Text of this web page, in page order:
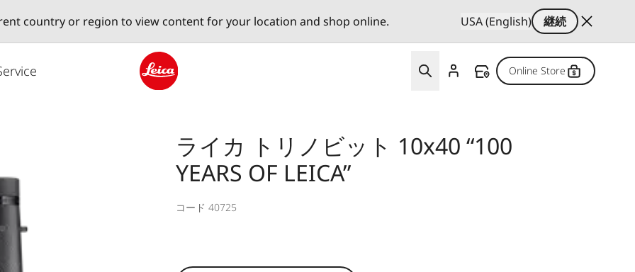
country or region to view content for your location and shop online. USA (English) 継続
Online Store
ライカ トリノビット 10x40 “100
YEARS OF LEICA”
コード 40725